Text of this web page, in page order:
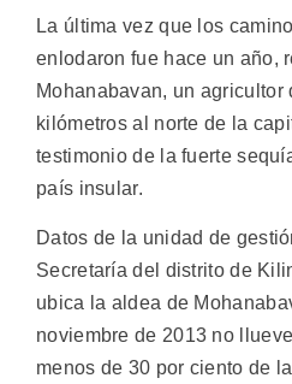
La última vez que los
enlodaron fue hace un año,
Mohanabavan, un
kilómetros al norte de la
testimonio de la fuerte
país insular.
Datos de la unidad de
Secretaría del distrito de
ubica la aldea de
noviembre de 2013 no
menos de 30 por ciento de